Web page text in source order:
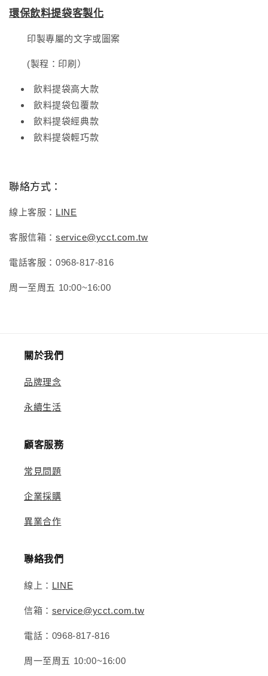
環保飲料提袋客製化
印製專屬的文字或圖案
(製程：印刷）
飲料提袋高大款
飲料提袋包覆款
飲料提袋經典款
飲料提袋輕巧款
聯絡方式：
線上客服： LINE
客服信箱： service@ycct.com.tw
電話客服：0968-817-816
周一至周五 10:00~16:00
關於我們
品牌理念
永續生活
顧客服務
常見問題
企業採購
異業合作
聯絡我們
線上： LINE
信箱： service@ycct.com.tw
電話：0968-817-816
周一至周五 10:00~16:00